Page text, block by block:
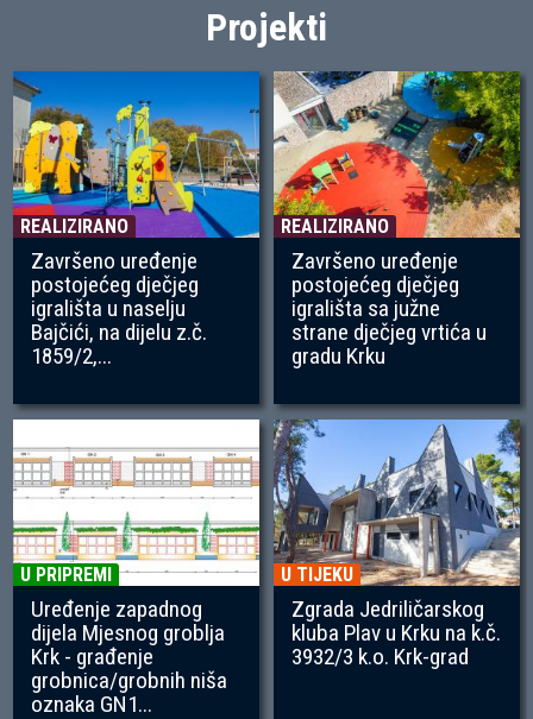
Projekti
REALIZIRANO
Završeno uređenje
postojećeg dječjeg
igrališta u naselju
Bajčići, na dijelu z.č.
1859/2,...
REALIZIRANO
Završeno uređenje
postojećeg dječjeg
igrališta sa južne
strane dječjeg vrtića u
gradu Krku
U PRIPREMI
Uređenje zapadnog
dijela Mjesnog groblja
Krk - građenje
grobnica/grobnih niša
oznaka GN1...
U TIJEKU
Zgrada Jedriličarskog
kluba Plav u Krku na k.č.
3932/3 k.o. Krk-grad